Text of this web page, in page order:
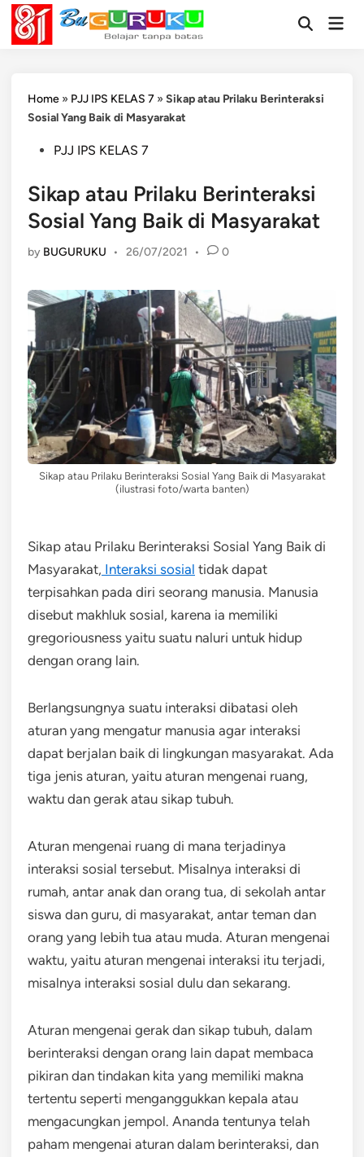
Skip
content
OpenMain
Home » PJJ IPS KELAS 7 »Sikap atau Prilaku Berinteraksi
Sosial Yang Baik di Masyarakat
PostedPJJ IPS KELAS 7
Sikap atau Prilaku Berinteraksi
Sosial Yang Baik di Masyarakat
by BUGURUKU • 26/07/2021 • 0
Sikap atau Prilaku Berinteraksi Sosial Yang Baik di Masyarakat
(ilustrasi foto/warta banten)
Sikap atau Prilaku Berinteraksi Sosial Yang Baik di
Masyarakat, Interaksi sosial tidak dapat
terpisahkan pada diri seorang manusia. Manusia
disebut makhluk sosial, karena ia memiliki
gregoriousness yaitu suatu naluri untuk hidup
dengan orang lain.
Berlangsungnya suatu interaksi dibatasi oleh
aturan yang mengatur manusia agar interaksi
dapat berjalan baik di lingkungan masyarakat. Ada
tiga jenis aturan, yaitu aturan mengenai ruang,
waktu dan gerak atau sikap tubuh.
Aturan mengenai ruang di mana terjadinya
interaksi sosial tersebut. Misalnya interaksi di
rumah, antar anak dan orang tua, di sekolah antar
siswa dan guru, di masyarakat, antar teman dan
orang yang lebih tua atau muda. Aturan mengenai
waktu, yaitu aturan mengenai interaksi itu terjadi,
misalnya interaksi sosial dulu dan sekarang.
Aturan mengenai gerak dan sikap tubuh, dalam
berinteraksi dengan orang lain dapat membaca
pikiran dan tindakan kita yang memiliki makna
tertentu seperti menganggukkan kepala atau
mengacungkan jempol. Ananda tentunya telah
paham mengenai aturan dalam berinteraksi, dan